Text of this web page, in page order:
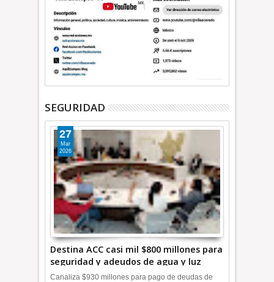
SEGURIDAD
Destina ACC casi mil $800 millones para
seguridad y adeudos de agua y luz
+Video
27
Mar
2026
Canaliza $930 millones para pago de deudas de